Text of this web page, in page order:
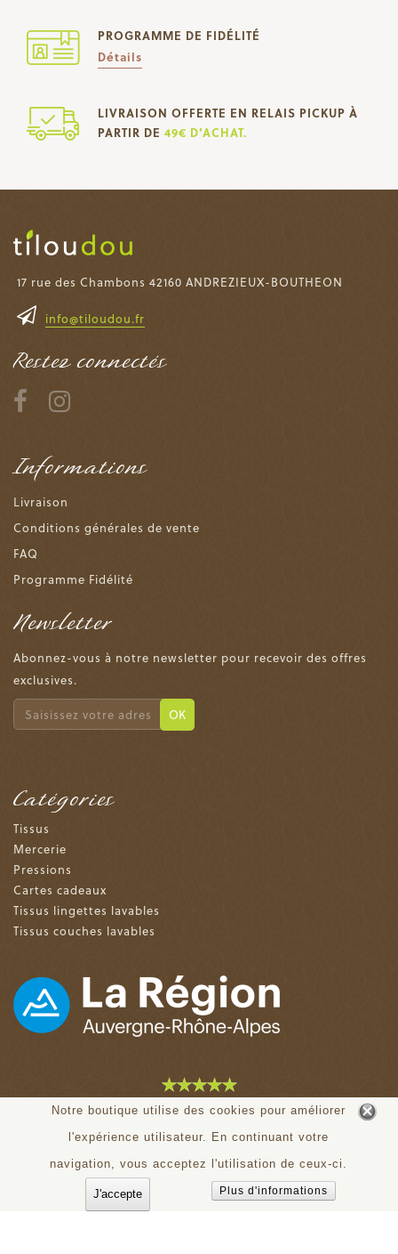
Notre boutique utilise des cookies pour améliorer
l'expérience utilisateur. En continuant votre
navigation, vous acceptez l'utilisation de ceux-ci.
Plus d'informations
PROGRAMME DE FIDÉLITÉ
Détails
LIVRAISON OFFERTE EN RELAIS PICKUP À
PARTIR DE 49€ D'ACHAT.
17 rue des Chambons 42160 ANDREZIEUX-BOUTHEON
info@tiloudou.fr
Restez connectés
Informations
Livraison
Conditions générales de vente
FAQ
Programme Fidélité
Newsletter
Abonnez-vous à notre newsletter pour recevoir des offres
exclusives.
OK
Catégories
Tissus
Mercerie
Pressions
Cartes cadeaux
Tissus lingettes lavables
Tissus couches lavables
4.9 sur 5 (153 avis)